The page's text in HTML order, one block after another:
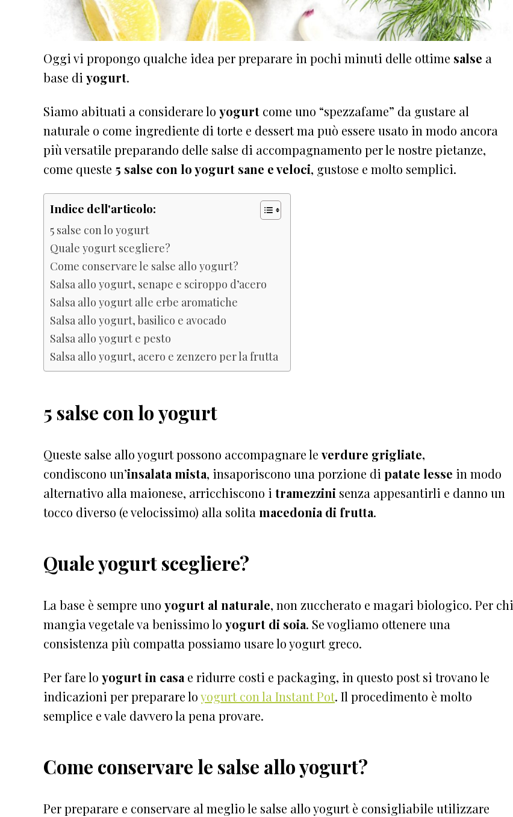
Oggi vi propongo qualche idea per preparare in pochi minuti delle ottime salse a
base di yogurt.
Siamo abituati a considerare lo yogurt come uno “spezzafame” da gustare al
naturale o come ingrediente di torte e dessert ma può essere usato in modo ancora
più versatile preparando delle salse di accompagnamento per le nostre pietanze,
come queste 5 salse con lo yogurt sane e veloci, gustose e molto semplici.
Indice dell'articolo:
5 salse con lo yogurt
Quale yogurt scegliere?
Come conservare le salse allo yogurt?
Salsa allo yogurt, senape e sciroppo d’acero
Salsa allo yogurt alle erbe aromatiche
Salsa allo yogurt, basilico e avocado
Salsa allo yogurt e pesto
Salsa allo yogurt, acero e zenzero per la frutta
5 salse con lo yogurt
Queste salse allo yogurt possono accompagnare le verdure grigliate,
condiscono un’insalata mista, insaporiscono una porzione di patate lesse in modo
alternativo alla maionese, arricchiscono i tramezzini senza appesantirli e danno un
tocco diverso (e velocissimo) alla solita macedonia di frutta.
Quale yogurt scegliere?
La base è sempre uno yogurt al naturale, non zuccherato e magari biologico. Per chi
mangia vegetale va benissimo lo yogurt di soia. Se vogliamo ottenere una
consistenza più compatta possiamo usare lo yogurt greco.
Per fare lo yogurt in casa e ridurre costi e packaging, in questo post si trovano le
indicazioni per preparare loyogurt con la Instant Pot. Il procedimento è molto
semplice e vale davvero la pena provare.
Come conservare le salse allo yogurt?
Per preparare e conservare al meglio le salse allo yogurt è consigliabile utilizzare